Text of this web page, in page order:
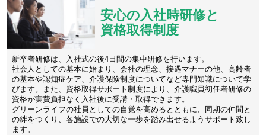
安心の入社時研修と
資格取得制度
新卒者研修は、入社式の後4日間の集中研修を行います。
社会人としての基本に始まり、会社の理念、接遇マナーの他、高齢者
の基本や認知症ケア、介護保険制度についてなど専門知識について学
びます。また、資格取得サポート制度により、介護職員初任者研修の
資格が実費負担なく入社後に受講・取得できます。
グリーンライフの社員としての自覚を高めるとともに、同期の仲間と
の絆をつくり、各施設での大切な一歩を踏み出せるようサポート致し
ます。